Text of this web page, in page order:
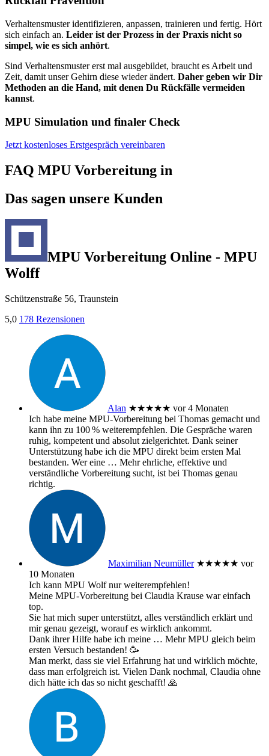
Verhaltensmuster identifizieren, anpassen, trainieren und fertig. Hört
sich einfach an. Leider ist der Prozess in der Praxis nicht so
simpel, wie es sich anhört.
Sind Verhaltensmuster erst mal ausgebildet, braucht es Arbeit und
Zeit, damit unser Gehirn diese wieder ändert. Daher geben wir Dir
Methoden an die Hand, mit denen Du Rückfälle vermeiden
kannst.
MPU Simulation und finaler Check
Jetzt kostenloses Erstgespräch vereinbaren
FAQ MPU Vorbereitung in
Das sagen unsere Kunden
MPU Vorbereitung Online - MPU
Wolff
Schützenstraße 56, Traunstein
5,0 178 Rezensionen
Alan ★★★★★ vor 4 Monaten
Ich habe meine MPU‑Vorbereitung bei Thomas gemacht und
kann ihn zu 100 % weiterempfehlen. Die Gespräche waren
ruhig, kompetent und absolut zielgerichtet. Dank seiner
Unterstützung habe ich die MPU direkt beim ersten Mal
bestanden. Wer eine … Mehrehrliche, effektive und
verständliche Vorbereitung sucht, ist bei Thomas genau
richtig.
Maximilian Neumüller ★★★★★ vor
10 Monaten
Ich kann MPU Wolf nur weiterempfehlen!
Meine MPU-Vorbereitung bei Claudia Krause war einfach
top.
Sie hat mich super unterstützt, alles verständlich erklärt und
mir genau gezeigt, worauf es wirklich ankommt.
Dank ihrer Hilfe habe ich meine … MehrMPU gleich beim
ersten Versuch bestanden! 🥳
Man merkt, dass sie viel Erfahrung hat und wirklich möchte,
dass man erfolgreich ist. Vielen Dank nochmal, Claudia ohne
dich hätte ich das so nicht geschafft! 🙏